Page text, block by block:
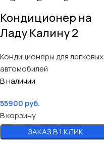
Кондиционер на
Ладу Калину 2
Кондиционеры для легковых
автомобилей
В наличии
55900 руб.
В корзину
ЗАКАЗ В 1 КЛИК